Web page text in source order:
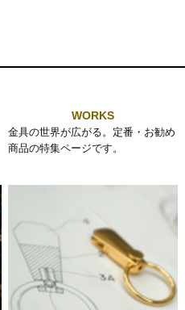
WORKS
金具の世界が広がる。定番・お勧め
商品の特集ページです。